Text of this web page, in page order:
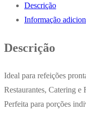
Descrição
Informação
Descrição
Ideal para refeições
Restaurantes, Catering e
Perfeita para porções